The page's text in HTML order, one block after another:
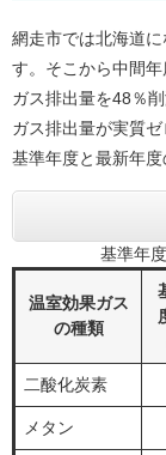
網走市では北海道
す。そこから中間
ガス排出量を48％
ガス排出量が実質
基準年度と最新年度
基準年
温室効果ガス
の種類
二酸化炭素
メタン